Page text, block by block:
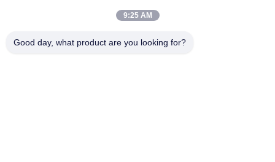
टोयोटा BZ4X ऊंचाई स्मृति बहु समारोह के लिए स्वचालित पावर टेलगेट रिट्रोफिट
9:25 AM
Good day, what product are you looking for?